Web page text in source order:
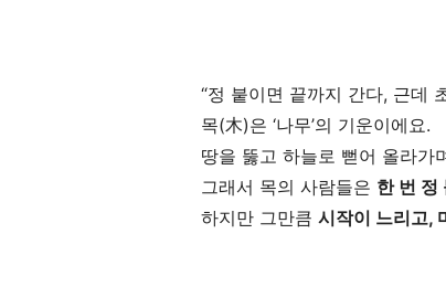
“정 붙이면 끝까지 간다, 근데
목(木)은 ‘나무’의 기운이에요.
땅을 뚫고 하늘로 뻗어 올라가
그래서 목의 사람들은 한 번 정
하지만 그만큼 시작이 느리고,